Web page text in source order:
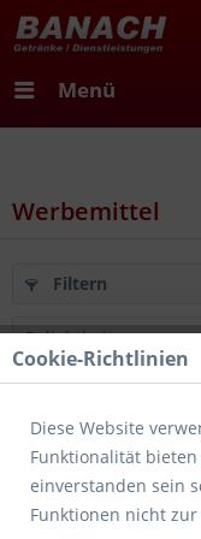
Menü
Werbemittel
Filtern
Cookie-Richtlinien
Diese Website
Funktionalität
einverstanden sein
Funktionen nicht